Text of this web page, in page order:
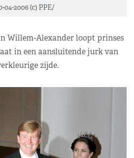
04-2006 (c) PPE/
Willem-Alexander loopt prinses
in een aansluitende jurk van
zijde.